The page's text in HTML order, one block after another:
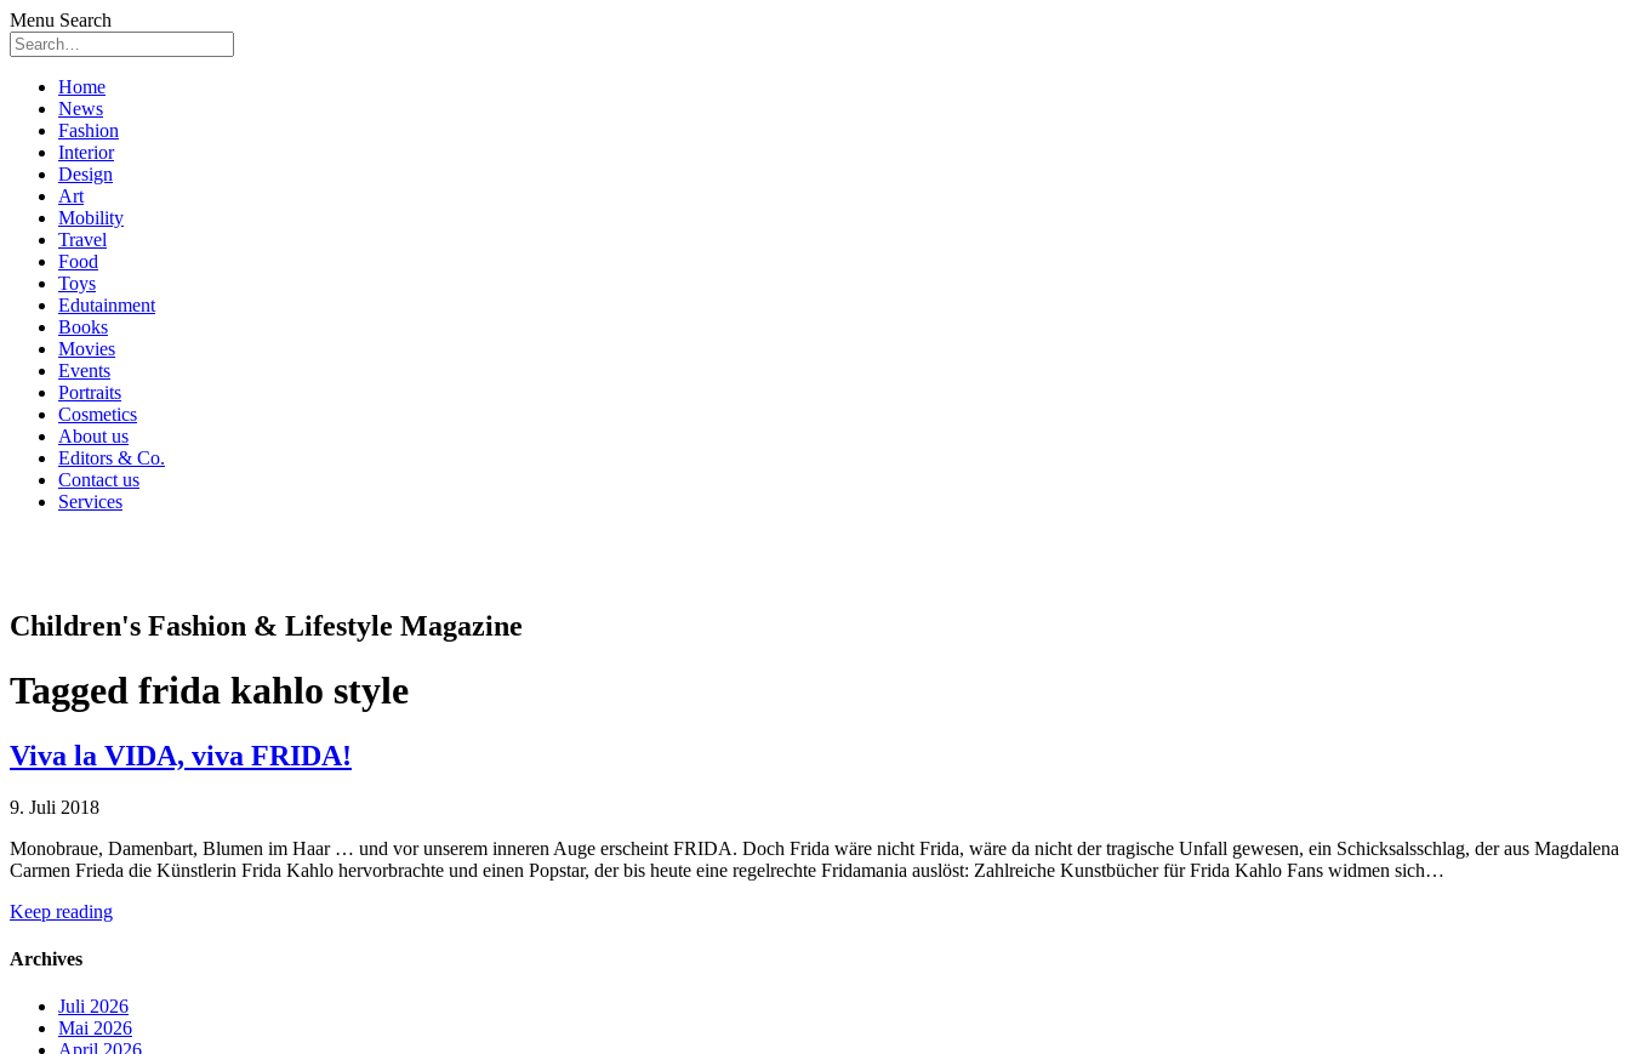
Menu Search
Skip
content
Home
News
Fashion
Interior
Design
Art
Mobility
Travel
Food
Toys
Edutainment
Books
Movies
Events
Portraits
Cosmetics
About us
Editors & Co.
Contact us
Services
Children's Fashion & Lifestyle Magazine
Tagged frida kahlo style
Viva la VIDA, viva FRIDA!
9. Juli 2018
Monobraue, Damenbart, Blumen im Haar … und vor unserem inneren Auge erscheint FRIDA. Doch Frida wäre nicht Frida, wäre da nicht der tragische Unfall gewesen, ein Schicksalsschlag, der aus Magdalena
Carmen Frieda die Künstlerin Frida Kahlo hervorbrachte und einen Popstar, der bis heute eine regelrechte Fridamania auslöst: Zahlreiche Kunstbücher für Frida Kahlo Fans widmen sich…
Keep reading
Archives
Juli 2026
Mai 2026